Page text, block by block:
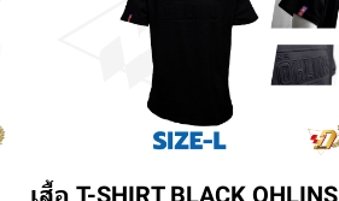
เสื้อ T-SHIRT BLACK OHLINS